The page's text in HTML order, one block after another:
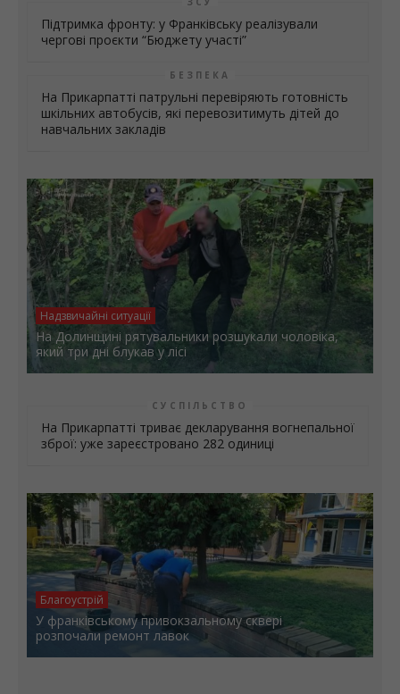
ЗСУ
Підтримка фронту: у Франківську реалізували
чергові проєкти “Бюджету участі”
БЕЗПЕКА
На Прикарпатті патрульні перевіряють готовність
шкільних автобусів, які перевозитимуть дітей до
навчальних закладів
Надзвичайні ситуації
На Долинщині рятувальники розшукали чоловіка,
який три дні блукав у лісі
СУСПІЛЬСТВО
На Прикарпатті триває декларування вогнепальної
зброї: уже зареєстровано 282 одиниці
Благоустрій
У франківському привокзальному сквері
розпочали ремонт лавок